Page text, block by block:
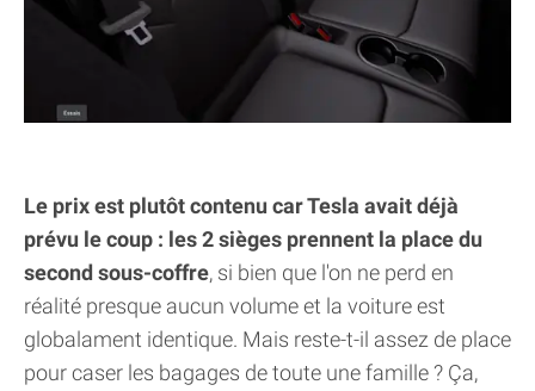
Le prix est plutôt contenu car Tesla avait déjà
prévu le coup : les 2 sièges prennent la place du
second sous-coffre, si bien que l'on ne perd en
réalité presque aucun volume et la voiture est
globalament identique. Mais reste-t-il assez de place
pour caser les bagages de toute une famille ? Ça,